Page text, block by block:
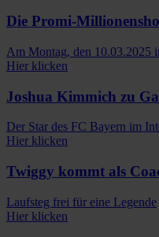
Die Promi-
Am Montag, den 10.03.2025
Hier klicken
Joshua Kimmich zu
Der Star des FC Bayern im
Hier klicken
Twiggy kommt als
Laufsteg frei für eine Legende
Hier klicken